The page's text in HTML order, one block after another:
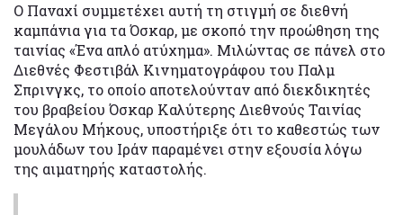
Ο Παναχί συμμετέχει αυτή τη στιγμή σε διεθνή
καμπάνια για τα Όσκαρ, με σκοπό την προώθηση της
ταινίας «Ένα απλό ατύχημα». Μιλώντας σε πάνελ στο
Διεθνές Φεστιβάλ Κινηματογράφου του Παλμ
Σπρινγκς, το οποίο αποτελούνταν από διεκδικητές
του βραβείου Όσκαρ Καλύτερης Διεθνούς Ταινίας
Μεγάλου Μήκους, υποστήριξε ότι το καθεστώς των
μουλάδων του Ιράν παραμένει στην εξουσία λόγω
της αιματηρής καταστολής.